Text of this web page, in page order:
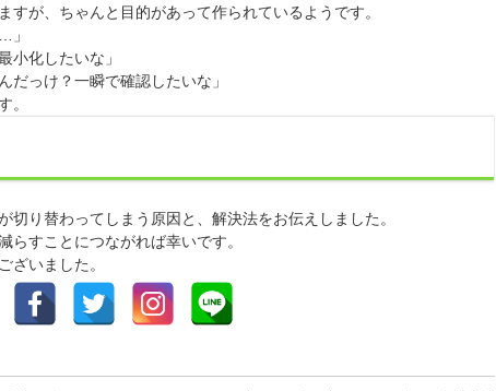
すが、ちゃんと目的があって作られているようです。
」
小化したいな」
だっけ？一瞬で確認したいな」
。
切り替わってしまう原因と、解決法をお伝えしました。
らすことにつながれば幸いです。
ざいました。